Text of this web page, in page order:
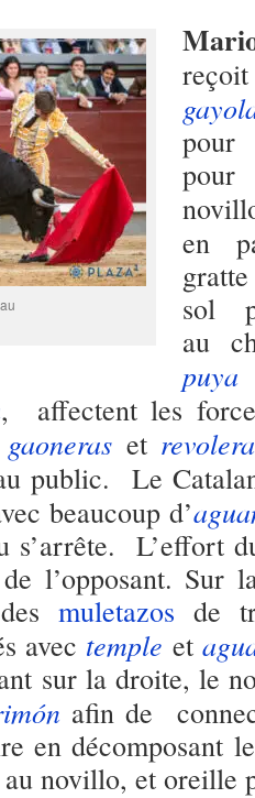
pour
en
sol
au
puya
, affectent les
gaoneraset revolera
public. Le
beaucoup d’
s’arrête. L’effort
l’opposant. Sur
muletazos de
avec temple et
sur la droite, le
afin de
en décomposant
au novillo, et